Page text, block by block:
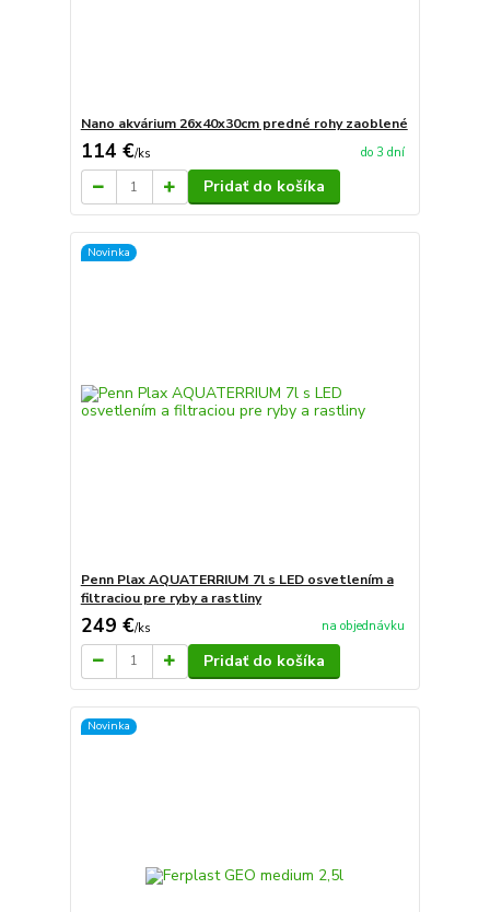
Nano akvárium 26x40x30cm predné rohy zaoblené
114 €/ks do 3 dní
Pridať do košíka
Novinka
Penn Plax AQUATERRIUM 7l s LED osvetlením a
filtraciou pre ryby a rastliny
249 €/ks na objednávku
Pridať do košíka
Novinka